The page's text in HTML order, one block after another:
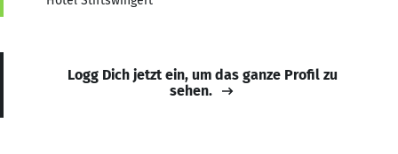
Logg Dich jetzt ein, um das ganze Profil zu
sehen.